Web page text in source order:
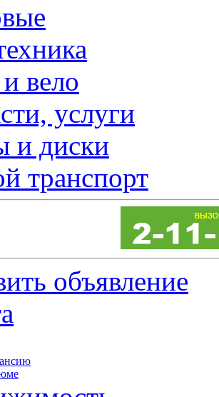
вело
услуги
диски
транспорт
объявление